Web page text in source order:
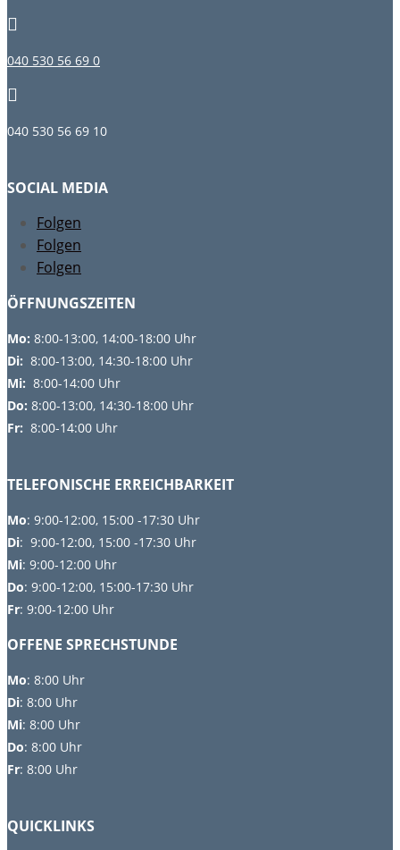

040 530 56 69 0

040 530 56 69 10
SOCIAL MEDIA
Folgen
Folgen
Folgen
ÖFFNUNGSZEITEN
Mo: 8:00-13:00, 14:00-18:00 Uhr
Di: 8:00-13:00, 14:30-18:00 Uhr
Mi: 8:00-14:00 Uhr
Do: 8:00-13:00, 14:30-18:00 Uhr
Fr: 8:00-14:00 Uhr
TELEFONISCHE ERREICHBARKEIT
Mo: 9:00-12:00, 15:00 -17:30 Uhr
Di: 9:00-12:00, 15:00 -17:30 Uhr
Mi: 9:00-12:00 Uhr
Do: 9:00-12:00, 15:00-17:30 Uhr
Fr: 9:00-12:00 Uhr
OFFENE SPRECHSTUNDE
Mo: 8:00 Uhr
Di: 8:00 Uhr
Mi: 8:00 Uhr
Do: 8:00 Uhr
Fr: 8:00 Uhr
QUICKLINKS